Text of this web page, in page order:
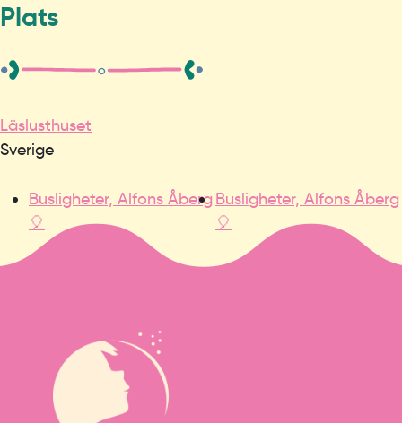
Plats
Läslusthuset
Sverige
Busligheter, Alfons Åberg
🎈
Busligheter, Alfons Åberg
🎈